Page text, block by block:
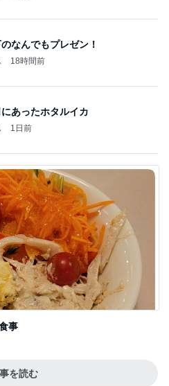
なんでもプレゼン！
18時間前
あったホタルイカ
1日前
事
を読む